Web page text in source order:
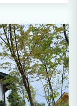
青々とした山の緑、夏は
き始める穏やかな景色へと
貸切空間でじっくりと味わ
族の集まり、記念日のお
ぴったりの一棟貸し施設で